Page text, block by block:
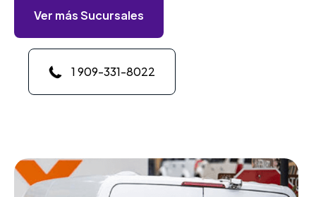
Ver más Sucursales
1 909-331-8022